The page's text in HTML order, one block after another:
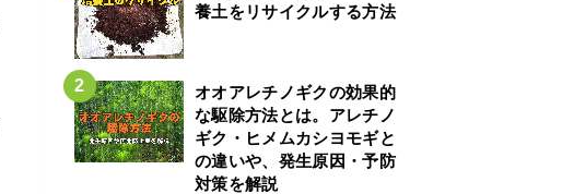
養土をリサイクルする方法
オオアレチノギクの効果的
な駆除方法とは。アレチノ
ギク・ヒメムカシヨモギと
の違いや、発生原因・予防
対策を解説